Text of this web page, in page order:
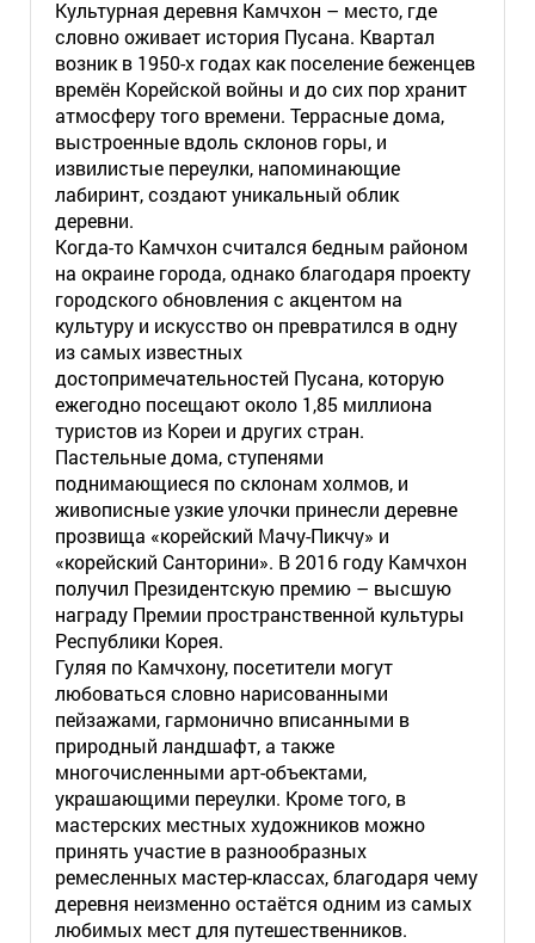
Культурная деревня Камчхон – место, где
словно оживает история Пусана. Квартал
возник в 1950-х годах как поселение беженцев
времён Корейской войны и до сих пор хранит
атмосферу того времени. Террасные дома,
выстроенные вдоль склонов горы, и
извилистые переулки, напоминающие
лабиринт, создают уникальный облик
деревни.
Когда-то Камчхон считался бедным районом
на окраине города, однако благодаря проекту
городского обновления с акцентом на
культуру и искусство он превратился в одну
из самых известных
достопримечательностей Пусана, которую
ежегодно посещают около 1,85 миллиона
туристов из Кореи и других стран.
Пастельные дома, ступенями
поднимающиеся по склонам холмов, и
живописные узкие улочки принесли деревне
прозвища «корейский Мачу-Пикчу» и
«корейский Санторини». В 2016 году Камчхон
получил Президентскую премию – высшую
награду Премии пространственной культуры
Республики Корея.
Гуляя по Камчхону, посетители могут
любоваться словно нарисованными
пейзажами, гармонично вписанными в
природный ландшафт, а также
многочисленными арт-объектами,
украшающими переулки. Кроме того, в
мастерских местных художников можно
принять участие в разнообразных
ремесленных мастер-классах, благодаря чему
деревня неизменно остаётся одним из самых
любимых мест для путешественников.